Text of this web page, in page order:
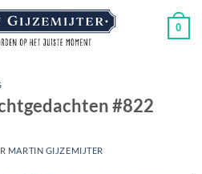
0
#822
MARTIN GIJZEMIJTER